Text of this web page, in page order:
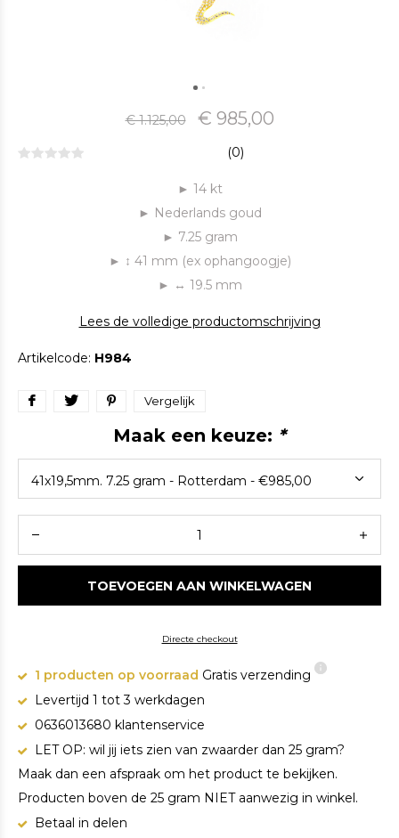
€ 1.125,00 € 985,00
(0)
► 14 kt
► Nederlands goud
► 7.25 gram
► ↕ 41 mm (ex ophangoogje)
► ↔ 19.5 mm
Lees de volledige productomschrijving
Artikelcode: H984
Vergelijk
Maak een keuze: *
TOEVOEGEN AAN WINKELWAGEN
Directe checkout
1 producten op voorraad Gratis verzending
Levertijd 1 tot 3 werkdagen
0636013680 klantenservice
LET OP: wil jij iets zien van zwaarder dan 25 gram?
Maak dan een afspraak om het product te bekijken.
Producten boven de 25 gram NIET aanwezig in winkel.
Betaal in delen